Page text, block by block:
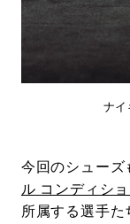
ナイ
今回のシューズ
ル コンディシ
所属する選手た